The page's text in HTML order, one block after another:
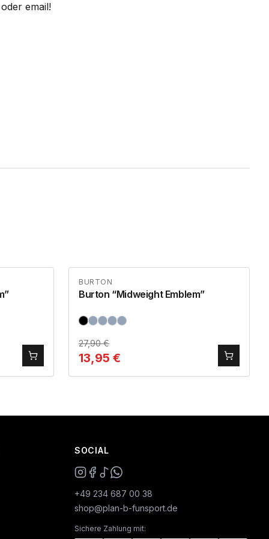
email!
BURTON
Burton “Midweight Emblem”
27,90€
13,95 €
SOCIAL
+49 234 687 00 38
shop@plan-b-funsport.de
Sichere Zahlung mit: